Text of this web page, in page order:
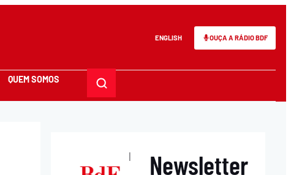
ENGLISH OUÇA A RÁDIO BDF
QUEM SOMOS
| Newsletter